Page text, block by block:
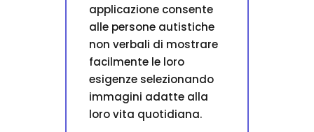
applicazione consente
alle persone autistiche
non verbali di mostrare
facilmente le loro
esigenze selezionando
immagini adatte alla
loro vita quotidiana.